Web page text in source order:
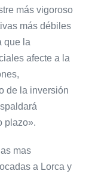
más vigoroso
más débiles
que la
afecte a la
de la inversión
plazo».
mas
a Lorca y